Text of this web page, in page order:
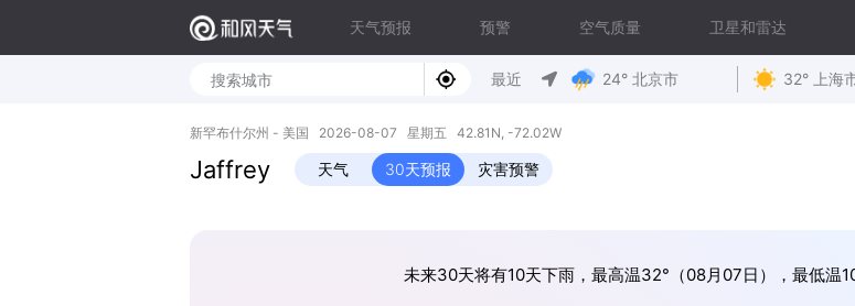
天气预报 预警 空气质量 卫星和雷达
最近 24° 北京市 32° 上海
新罕布什尔州 - 美国 2026-08-07 星期五 42.81N, -72.02W
Jaffrey 天气 30天预报 灾害预警
未来30天将有10天下雨，最高温32°（08月07日），最低温